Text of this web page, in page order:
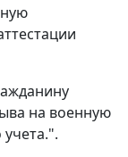
на военную
учета.".